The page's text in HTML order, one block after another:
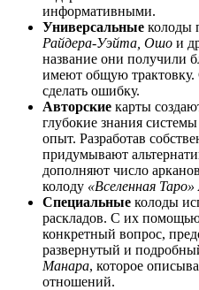
информативными.
Универсальные колоды
Райдера-Уэйта, Ошо и
название они получили
имеют общую трактовку.
сделать ошибку.
Авторские карты
глубокие знания
опыт. Разработав
придумывают
дополняют число
колоду «Вселенная
Специальные колоды
раскладов. С их
конкретный вопрос,
развернутый и
Манара, которое
отношений.